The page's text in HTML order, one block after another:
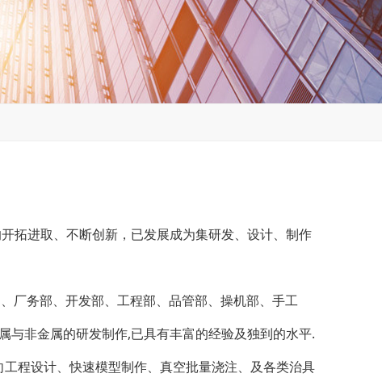
拓进取、不断创新，已发展成为集研发、设计、制作
厂务部、开发部、工程部、品管部、操机部、手工
与非金属的研发制作,已具有丰富的经验及独到的水平.
程设计、快速模型制作、真空批量浇注、及各类治具